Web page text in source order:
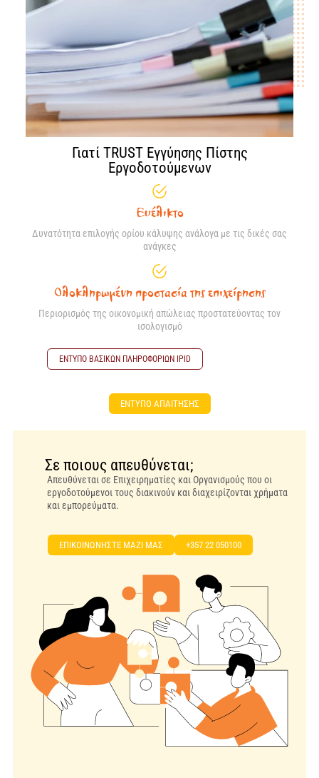
Γιατί TRUST Εγγύησης Πίστης
Εργοδοτούμενων
Ευέλικτο
Δυνατότητα επιλογής ορίου κάλυψης ανάλογα με τις δικές σας
ανάγκες
Ολοκληρωμένη προστασία της επιχείρησης
Περιορισμός της οικονομική απώλειας προστατεύοντας τον
ισολογισμό
ΕΝΤΥΠΟ ΒΑΣΙΚΩΝ ΠΛΗΡΟΦΟΡΙΩΝ ΙPID
ΕΝΤΥΠΟ ΑΠΑΙΤΗΣΗΣ
Σε ποιους απευθύνεται;
Απευθύνεται σε Επιχειρηματίες και Οργανισμούς που οι
εργοδοτούμενοι τους διακινούν και διαχειρίζονται χρήματα
και εμπορεύματα.
EΠΙΚΟΙΝΩΝΗΣΤΕ ΜΑΖΙ ΜΑΣ +357 22 050100